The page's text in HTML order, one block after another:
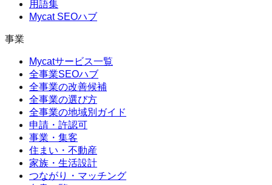
用語集
Mycat SEOハブ
事業
Mycatサービス一覧
全事業SEOハブ
全事業の改善候補
全事業の選び方
全事業の地域別ガイド
申請・許認可
事業・集客
住まい・不動産
家族・生活設計
つながり・マッチング